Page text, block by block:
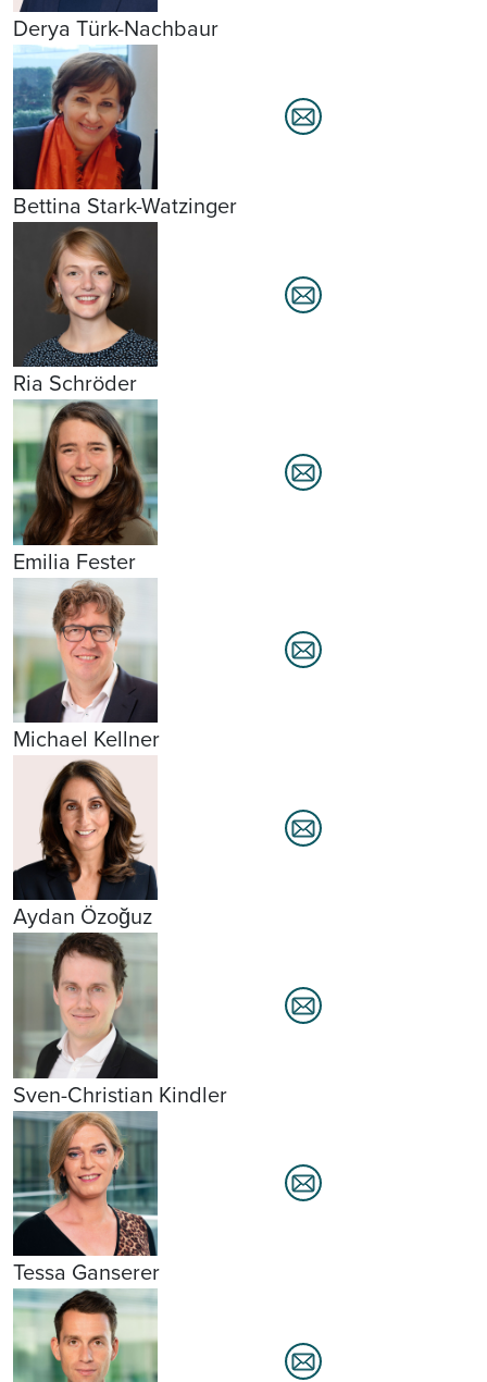
Derya Türk-Nachbaur
Bettina Stark-Watzinger
Ria Schröder
Emilia Fester
Michael Kellner
Aydan Özoğuz
Sven-Christian Kindler
Tessa Ganserer